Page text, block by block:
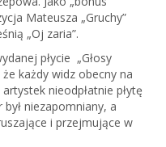
Mateusza „Gruchy”
„Oj zaria”.
płycie „Głosy
każdy widz obecny na
nieodpłatnie płytę
niezapomniany, a
i przejmujące w